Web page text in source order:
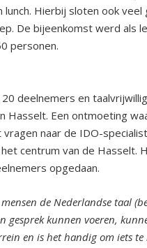
Hierbij sloten ook
De bijeenkomst werd als
personen.
deelnemers en
Hasselt. Een ontmoeting
naar de IDO-
centrum van de
opgedaan.
de Nederlandse taal
gesprek kunnen voeren,
en is het handig om iets te